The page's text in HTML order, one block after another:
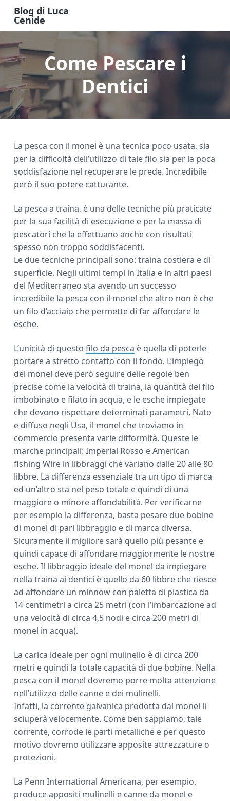
i
p
t
o
a
i
n
i
p
t
o
r
i
m
i
p
t
o
o
o
t
Blog di Luca
Cenide
o
g
d
i
c
a
e
n
i
Come Pescare i
Dentici
La pesca con il monel è una tecnica poco usata, sia
per la difficoltà dell’utilizzo di tale filo sia per la poca
soddisfazione nel recuperare le prede. Incredibile
però il suo potere catturante.
La pesca a traina, è una delle tecniche più praticate
per la sua facilità di esecuzione e per la massa di
pescatori che la effettuano anche con risultati
spesso non troppo soddisfacenti.
Le due tecniche principali sono: traina costiera e di
superficie. Negli ultimi tempi in Italia e in altri paesi
del Mediterraneo sta avendo un successo
incredibile la pesca con il monel che altro non è che
un filo d’acciaio che permette di far affondare le
esche.
L’unicità di questo filo da pesca è quella di poterle
portare a stretto contatto con il fondo. L’impiego
del monel deve però seguire delle regole ben
precise come la velocità di traina, la quantità del filo
imbobinato e filato in acqua, e le esche impiegate
che devono rispettare determinati parametri. Nato
e diffuso negli Usa, il monel che troviamo in
commercio presenta varie difformità. Queste le
marche principali: Imperial Rosso e American
fishing Wire in libbraggi che variano dalle 20 alle 80
libbre. La differenza essenziale tra un tipo di marca
ed un’altro sta nel peso totale e quindi di una
maggiore o minore affondabilità. Per verificarne
per esempio la differenza, basta pesare due bobine
di monel di pari libbraggio e di marca diversa.
Sicuramente il migliore sarà quello più pesante e
quindi capace di affondare maggiormente le nostre
esche. Il libbraggio ideale del monel da impiegare
nella traina ai dentici è quello da 60 libbre che riesce
ad affondare un minnow con paletta di plastica da
14 centimetri a circa 25 metri (con l’imbarcazione ad
una velocità di circa 4,5 nodi e circa 200 metri di
monel in acqua).
La carica ideale per ogni mulinello è di circa 200
metri e quindi la totale capacità di due bobine. Nella
pesca con il monel dovremo porre molta attenzione
nell’utilizzo delle canne e dei mulinelli.
Infatti, la corrente galvanica prodotta dal monel li
sciuperà velocemente. Come ben sappiamo, tale
corrente, corrode le parti metalliche e per questo
motivo dovremo utilizzare apposite attrezzature o
protezioni.
La Penn International Americana, per esempio,
produce appositi mulinelli e canne da monel e